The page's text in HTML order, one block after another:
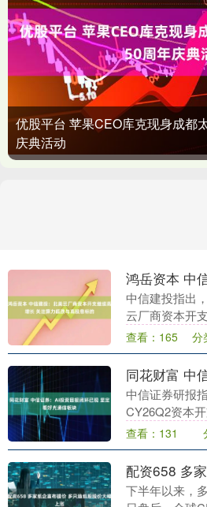
优股平台 苹果CEO库克现身成都
庆典活动
中信建投指出
云厂商资本开
北美云厂商资
—7450亿美元
绕....
查看：165 分
中信证券研报
CY26Q2资本
马逊等厂商进
亚马逊AWS营
超....
查看：131
下半年以来，